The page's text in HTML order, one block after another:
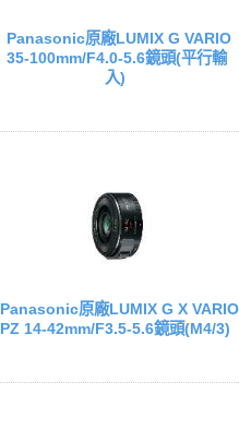
Panasonic原廠LUMIX G VARIO
35-100mm/F4.0-5.6鏡頭(平行輸
入)
Panasonic原廠LUMIX G X VARIO
PZ 14-42mm/F3.5-5.6鏡頭(M4/3)